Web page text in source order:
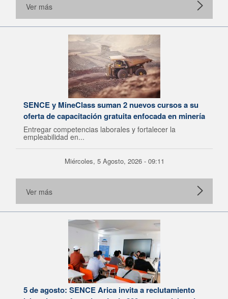
Ver más
SENCE y MineClass suman 2 nuevos cursos a su
oferta de capacitación gratuita enfocada en minería
Entregar competencias laborales y fortalecer la
empleabilidad en...
Miércoles, 5 Agosto, 2026 - 09:11
Ver más
5 de agosto: SENCE Arica invita a reclutamiento